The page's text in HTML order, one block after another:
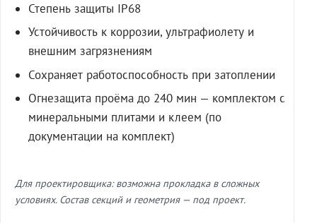
Степень защиты IP68
Устойчивость к коррозии, ультрафиолету и
внешним загрязнениям
Сохраняет работоспособность при затоплении
Огнезащита проёма до 240 мин — комплектом с
минеральными плитами и клеем (по
документации на комплект)
Для проектировщика: возможна прокладка в сложных
условиях. Состав секций и геометрия — под проект.